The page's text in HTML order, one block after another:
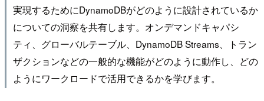
実現するためにDynamoDBがどのように設計されているか
についての洞察を共有します。オンデマンドキャパシ
ティ、グローバルテーブル、DynamoDB Streams、トラン
ザクションなどの一般的な機能がどのように動作し、どの
ようにワークロードで活用できるかを学びます。